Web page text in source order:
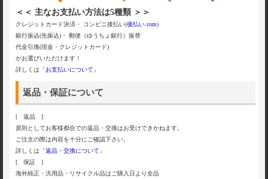
＜＜ 主なお支払い方法は5種類 ＞＞
クレジットカード決済・ コンビニ後払い(後払い.com)
銀行振込(先振込)・ 郵便（ゆうちょ銀行）振替
代金引換(現金・クレジットカード)
がお選びいただけます！
詳しくは「 お支払いについて 」
返品・保証について
[ 返品 ]
原則としてお客様都合での返品・交換はお受けできかねます。
ご注文の際は内容を十分にご確認下さい。
詳しくは「 返品・交換について 」
[ 保証 ]
海外純正・汎用品・リサイクル品はご購入日より全品